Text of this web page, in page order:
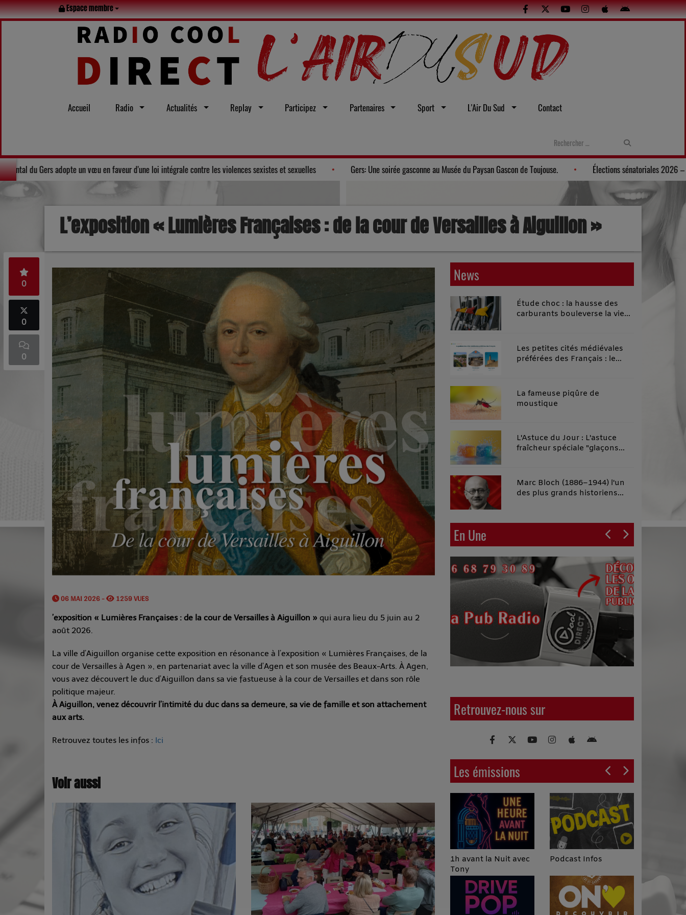
Espace membre
Accueil Radio Actualités Replay Participez Partenaires Sport L'Air Du Sud Contact
l’été Solidarité : Le Conseil départemental du Gers adopte un vœu en faveur d'une loi intégrale contre les violences sexistes et sexuelles Gers: Une soirée gasconne au Musée du Paysan Gascon de
L’exposition « Lumières Françaises : de la cour de Versailles à Aiguillon »
0
0
0
06 MAI 2026 - 1259 VUES
’exposition « Lumières Françaises : de la cour de Versailles à Aiguillon » qui aura lieu du 5 juin au 2
août 2026.
La ville d’Aiguillon organise cette exposition en résonance à l’exposition « Lumières Françaises, de la
cour de Versailles à Agen », en partenariat avec la ville d’Agen et son musée des Beaux-Arts. À Agen,
vous avez découvert le duc d’Aiguillon dans sa vie fastueuse à la cour de Versailles et dans son rôle
politique majeur.
À Aiguillon, venez découvrir l’intimité du duc dans sa demeure, sa vie de famille et son attachement
aux arts.
Retrouvez toutes les infos : Ici
Voir aussi
News
Étude choc : la hausse des
carburants bouleverse la vie
Les petites cités médiévales
préférées des Français : le
La fameuse piqûre de
moustique
L'Astuce du Jour : L'astuce
fraîcheur spéciale "glaçons
Marc Bloch (1886–1944) l'un
des plus grands historiens
En Une
Retrouvez-nous sur
Les émissions
Art of Mixing Series
Proposée par Jean
Anza
1h avant la Nuit avec
Tony
Podcast Infos